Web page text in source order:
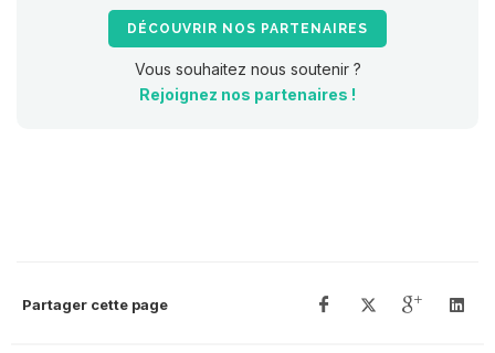
DÉCOUVRIR NOS PARTENAIRES
Vous souhaitez nous soutenir ?
Rejoignez nos partenaires !
Partager cette page